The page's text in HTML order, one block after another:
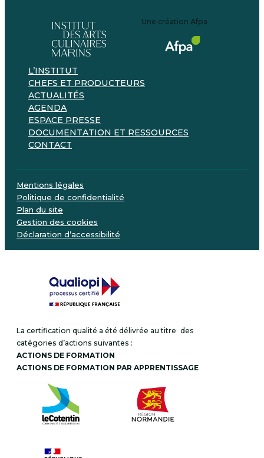
Une création Afpa
L’INSTITUT
CHEFS ET PRODUCTEURS
ACTUALITÉS
AGENDA
ESPACE PRESSE
DOCUMENTATION ET RESSOURCES
CONTACT
Mentions légales
Politique de confidentialité
Plan du site
Gestion des cookies
Déclaration d’accessibilité
La certification qualité a été délivrée au titre des
catégories d’actions suivantes :
ACTIONS DE FORMATION
ACTIONS DE FORMATION PAR APPRENTISSAGE